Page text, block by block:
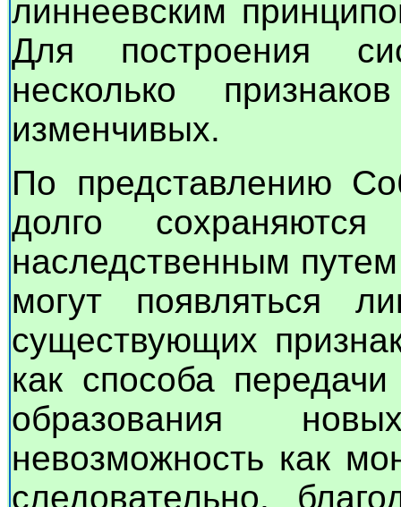
линнеевским
Для построения
несколько
изменчивых.
По представлению
долго
наследственным
могут появляться
существующих
как способа
образования
невозможность как
следовательно,